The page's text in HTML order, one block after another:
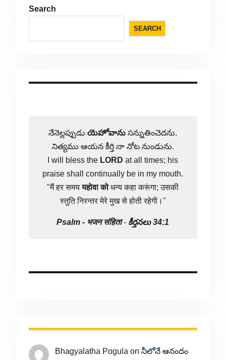
Search
SEARCH
నేనెల్లప్పుడుయెహోవాను సన్నుతించెదను.
నిత్యము ఆయన కీర్తి నా నోట నుండును.
I will bless the LORD at all times; his
praise shall continually be in my mouth.
"मैं हर समययहोवा कोधन्य कहा करूंगा; उसकी
स्तुति निरन्तर मेरे मुख से होती रहेगी।"
Psalm - भजन संहिता- కీర్తనలు 34:1
Bhagyalatha Pogula on నీలోనే ఆనందం